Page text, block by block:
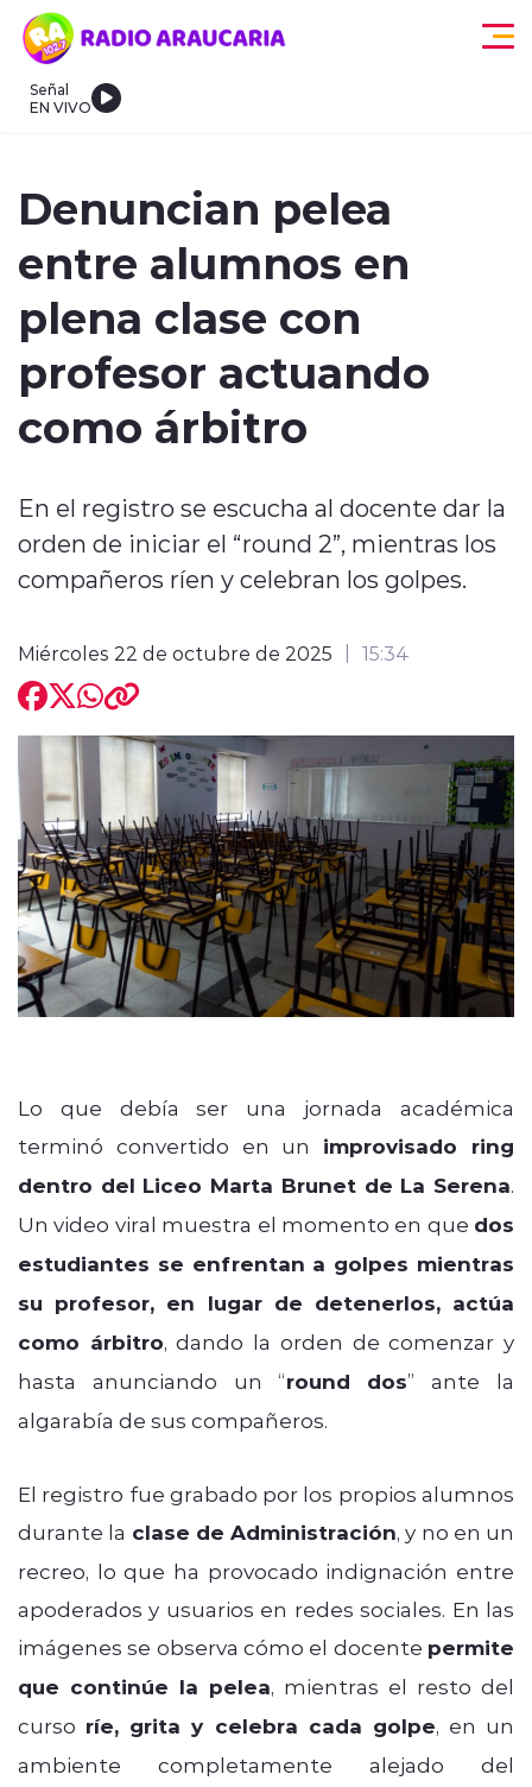
Click acá para ir directamente al contenido
Señal
EN VIVO
Denuncian pelea
entre alumnos en
plena clase con
profesor actuando
como árbitro
En el registro se escucha al docente dar la
orden de iniciar el “round 2”, mientras los
compañeros ríen y celebran los golpes.
Miércoles 22 de octubre de 2025 15:34
Lo que debía ser una jornada académica
terminó convertido en un improvisado ring
dentro del Liceo Marta Brunet de La Serena.
Un video viral muestra el momento en que dos
estudiantes se enfrentan a golpes mientras
su profesor, en lugar de detenerlos, actúa
como árbitro, dando la orden de comenzar y
hasta anunciando un “round dos” ante la
algarabía de sus compañeros.
El registro fue grabado por los propios alumnos
durante la clase de Administración, y no en un
recreo, lo que ha provocado indignación entre
apoderados y usuarios en redes sociales. En las
imágenes se observa cómo el docente permite
que continúe la pelea, mientras el resto del
curso ríe, grita y celebra cada golpe, en un
ambiente completamente alejado del